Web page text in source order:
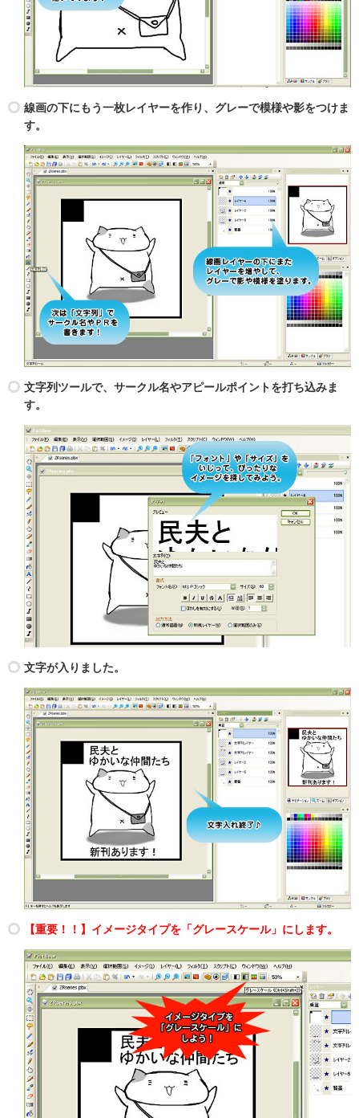
線画の下にもう一枚レイヤーを作り、グレーで模様や影をつけま
す。
文字列ツールで、サークル名やアピールポイントを打ち込みま
す。
文字が入りました。
【重要！！】イメージタイプを「グレースケール」にします。